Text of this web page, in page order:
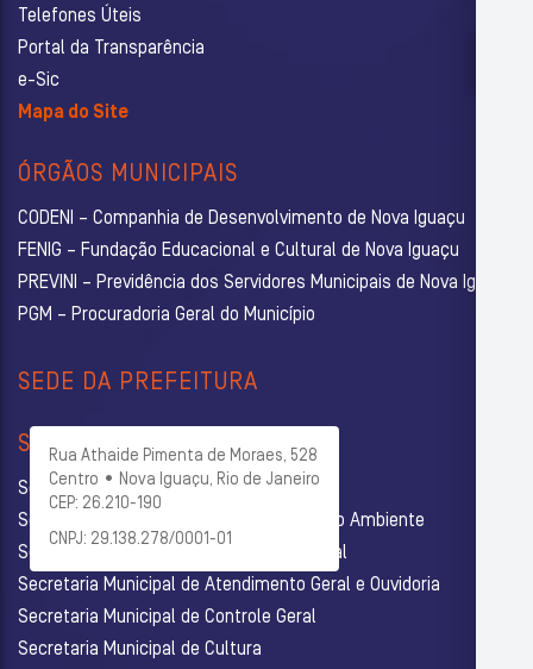
Telefones Úteis
Portal da Transparência
e-Sic
Mapa do Site
ÓRGÃOS MUNICIPAIS
CODENI – Companhia de Desenvolvimento de Nova Iguaçu
FENIG – Fundação Educacional e Cultural de Nova Iguaçu
PREVINI – Previdência dos Servidores Municipais de Nova Iguaçu
PGM – Procuradoria Geral do Município
SEDE DA PREFEITURA
Rua Athaide Pimenta de Moraes, 528
Centro • Nova Iguaçu, Rio de Janeiro
CEP: 26.210-190
CNPJ: 29.138.278/0001-01
SECRETARIAS
Secretaria Municipal de Administração
Secretaria Municipal de Agricultura e Meio Ambiente
Secretaria Municipal de Assistência Social
Secretaria Municipal de Atendimento Geral e Ouvidoria
Secretaria Municipal de Controle Geral
Secretaria Municipal de Cultura